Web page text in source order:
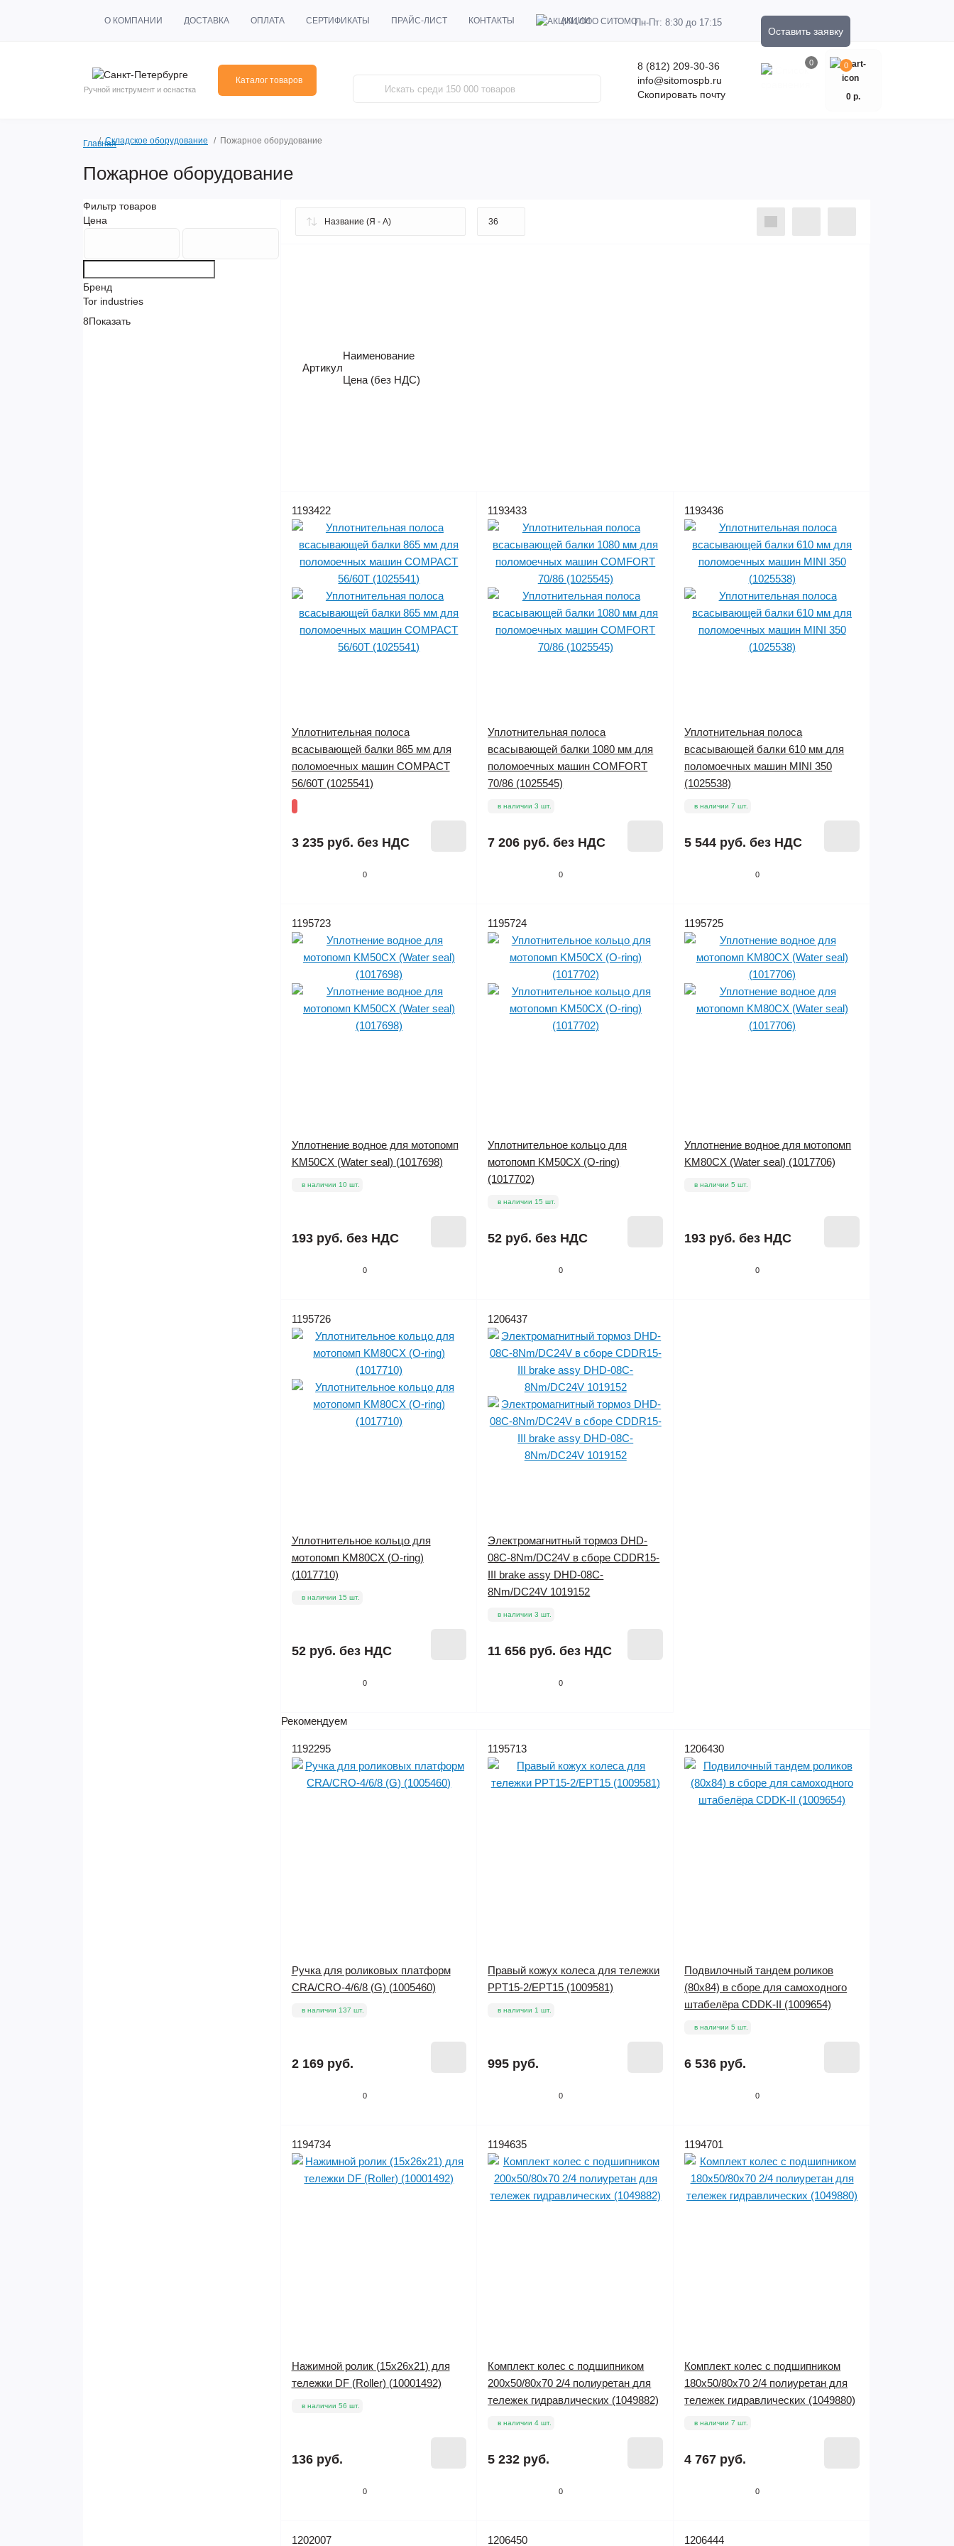
О КОМПАНИИ ДОСТАВКА ОПЛАТА СЕРТИФИКАТЫ ПРАЙС-ЛИСТ КОНТАКТЫ АКЦИИ Пн-Пт: 8:30 до 17:15
Оставить заявку
Ручной инструмент и оснастка
Каталог товаров
8 (812) 209-30-36
info@sitomospb.ru
Скопировать почту
0 0
0 р.
ГлавнаяСкладское оборудование Пожарное оборудование
Пожарное оборудование
Фильтр товаров
Цена
Бренд
Tor industries
8Показать
Артикул
Наименование
Цена (без НДС)
1193422
0
Уплотнительная полоса
всасывающей балки 865 мм для
поломоечных машин COMPACT
56/60T (1025541)
3 235 руб. без НДС
1193433
0
Уплотнительная полоса
всасывающей балки 1080 мм для
поломоечных машин COMFORT
70/86 (1025545)
в наличии 3 шт.
7 206 руб. без НДС
1193436
0
Уплотнительная полоса
всасывающей балки 610 мм для
поломоечных машин MINI 350
(1025538)
в наличии 7 шт.
5 544 руб. без НДС
1195723
0
Уплотнение водное для мотопомп
KM50CX (Water seal) (1017698)
в наличии 10 шт.
193 руб. без НДС
1195724
0
Уплотнительное кольцо для
мотопомп KM50CX (O-ring)
(1017702)
в наличии 15 шт.
52 руб. без НДС
1195725
0
Уплотнение водное для мотопомп
KM80CX (Water seal) (1017706)
в наличии 5 шт.
193 руб. без НДС
1195726
0
Уплотнительное кольцо для
мотопомп KM80CX (O-ring)
(1017710)
в наличии 15 шт.
52 руб. без НДС
1206437
0
Электромагнитный тормоз DHD-
08C-8Nm/DC24V в сборе CDDR15-
III brake assy DHD-08C-
8Nm/DC24V 1019152
в наличии 3 шт.
11 656 руб. без НДС
Рекомендуем
1192295
0
Ручка для роликовых платформ
CRA/CRO-4/6/8 (G) (1005460)
в наличии 137 шт.
2 169 руб.
1195713
0
Правый кожух колеса для тележки
PPT15-2/EPT15 (1009581)
в наличии 1 шт.
995 руб.
1206430
0
Подвилочный тандем роликов
(80х84) в сборе для самоходного
штабелёра CDDK-II (1009654)
в наличии 5 шт.
6 536 руб.
1194734
0
Нажимной ролик (15х26х21) для
тележки DF (Roller) (10001492)
в наличии 56 шт.
136 руб.
1194635
0
Комплект колес с подшипником
200х50/80х70 2/4 полиуретан для
тележек гидравлических (1049882)
в наличии 4 шт.
5 232 руб.
1194701
0
Комплект колес с подшипником
180х50/80х70 2/4 полиуретан для
тележек гидравлических (1049880)
в наличии 7 шт.
4 767 руб.
1202007 1206450 1206444